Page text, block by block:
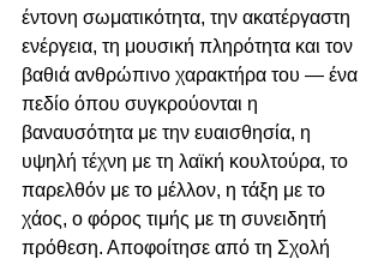
έντονη σωματικότητα, την ακατέργαστη
ενέργεια, τη μουσική πληρότητα και τον
βαθιά ανθρώπινο χαρακτήρα του — ένα
πεδίο όπου συγκρούονται η
βαναυσότητα με την ευαισθησία, η
υψηλή τέχνη με τη λαϊκή κουλτούρα, το
παρελθόν με το μέλλον, η τάξη με το
χάος, ο φόρος τιμής με τη συνειδητή
πρόθεση. Αποφοίτησε από τη Σχολή